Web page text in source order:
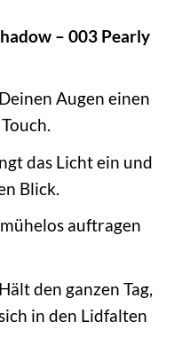
– 003 Pearly
Augen einen
das Licht ein und
Blick.
auftragen
Hält den ganzen Tag,
in den Lidfalten